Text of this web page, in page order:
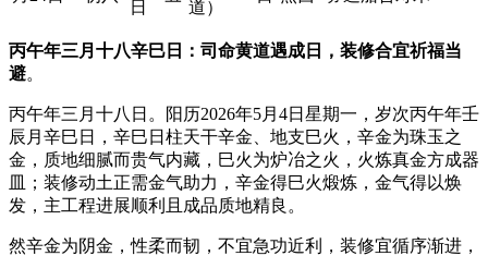
日
道）
丙午年三月十八辛巳日：司命黄道遇成日，装修合宜祈福当
避。
丙午年三月十八日。阳历2026年5月4日星期一，岁次丙午年壬
辰月辛巳日，辛巳日柱天干辛金、地支巳火，辛金为珠玉之
金，质地细腻而贵气内藏，巳火为炉冶之火，火炼真金方成器
皿；装修动土正需金气助力，辛金得巳火煅炼，金气得以焕
发，主工程进展顺利且成品质地精良。
然辛金为阴金，性柔而韧，不宜急功近利，装修宜循序渐进，